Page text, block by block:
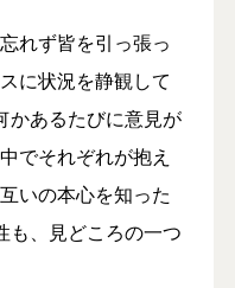
れず皆を引っ張っ
に状況を静観して
かあるたびに意見が
でそれぞれが抱え
いの本心を知った
も、見どころの一つ